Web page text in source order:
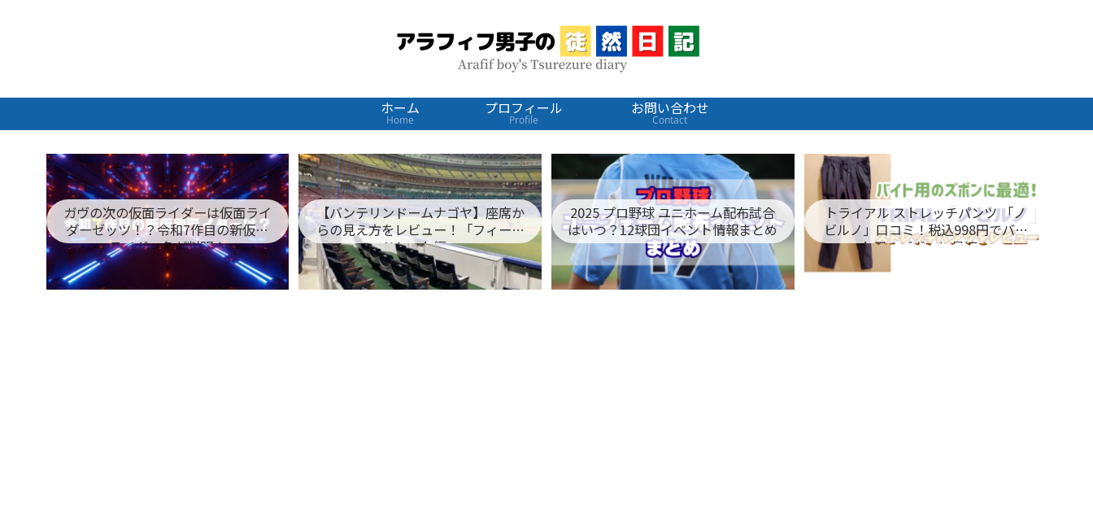
ホーム
Home
プロフィール
Profile
お問い合わせ
Contact
ガヴの次の仮面ライダーは仮面ライ
ダーゼッツ！？令和7作目の新仮面
ライダー名が判明！
【バンテリンドームナゴヤ】座席か
らの見え方をレビュー！「フィール
ドシート編」
2025 プロ野球 ユニホーム配布試合
はいつ？12球団イベント情報まとめ
トライアル ストレッチパンツ 「ノ
ビルノ」口コミ！税込998円でバイ
ト用のズボンに最適！